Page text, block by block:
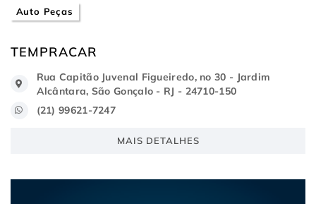
Auto Peças
TEMPRACAR
Rua Capitão Juvenal Figueiredo, no 30 - Jardim
Alcântara, São Gonçalo - RJ - 24710-150
(21) 99621-7247
MAIS DETALHES